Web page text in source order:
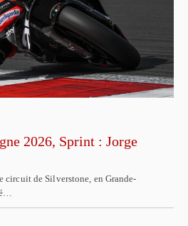
2026, Sprint : Jorge
circuit de Silverstone, en Grande-